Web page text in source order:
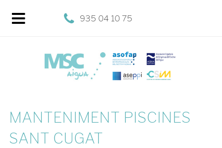
935 04 10 75
MANTENIMENT PISCINES
SANT CUGAT